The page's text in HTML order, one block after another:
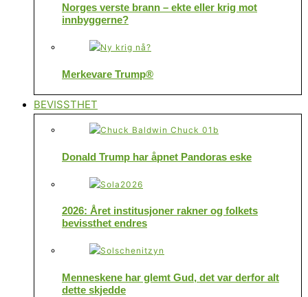
Norges verste brann – ekte eller krig mot
innbyggerne?
Merkevare Trump®
BEVISSTHET
Donald Trump har åpnet Pandoras eske
2026: Året institusjoner rakner og folkets
bevissthet endres
Menneskene har glemt Gud, det var derfor alt
dette skjedde